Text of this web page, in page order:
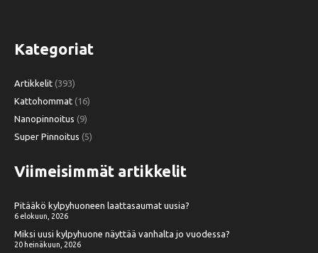
Kategoriat
Artikkelit (393)
Kattohommat (16)
Nanopinnoitus (9)
Super Pinnoitus (5)
Viimeisimmät artikkelit
Pitääkö kylpyhuoneen laattasaumat uusia?
6 elokuun, 2026
Miksi uusi kylpyhuone näyttää vanhalta jo vuodessa?
20 heinäkuun, 2026